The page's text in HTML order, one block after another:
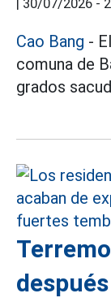
| 30/07/2026 -
Cao Bang -
comuna de
grados